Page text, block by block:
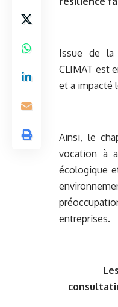
Issue de la
CLIMAT est
et a impacté
Ainsi, le
vocation à
écologique
entreprises.
Les